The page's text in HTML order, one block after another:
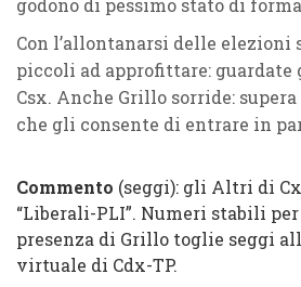
godono di pessimo stato di
Con l’allontanarsi delle elezioni
piccoli ad approfittare:
Csx. Anche Grillo sorride:
che gli consente di entrare in
Commento (seggi): gli Altri di
“Liberali-PLI”. Numeri stabili
presenza di Grillo toglie seggi
virtuale di Cdx-TP.